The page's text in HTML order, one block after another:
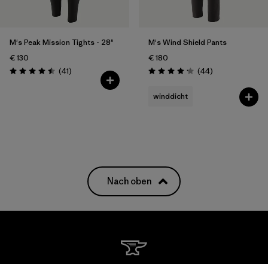
M's Peak Mission Tights - 28"
€ 130
Bewertung: 4.5 / 5
(41Rezensionen
)
M's Wind Shield Pants
€ 180
Bewertung: 4.2 / 5
(44Rezensionen
)
winddicht
Nach oben